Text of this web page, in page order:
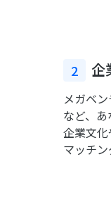
2 企
メガベ
など、あ
企業文
マッチン